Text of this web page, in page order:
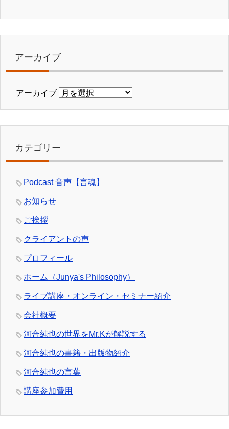
アーカイブ
アーカイブ
カテゴリー
Podcast 音声【言魂】
お知らせ
ご挨拶
クライアントの声
プロフィール
ホーム（Junya's Philosophy）
ライブ講座・オンライン・セミナー紹介
会社概要
河合純也の世界をMr.Kが解説する
河合純也の書籍・出版物紹介
河合純也の言葉
講座参加費用